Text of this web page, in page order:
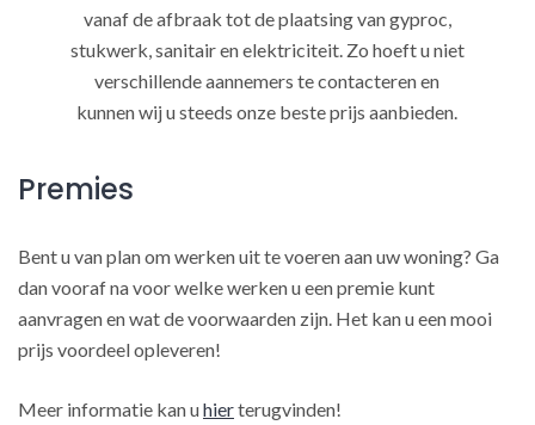
vanaf de afbraak tot de plaatsing van gyproc,
stukwerk, sanitair en elektriciteit. Zo hoeft u niet
verschillende aannemers te contacteren en
kunnen wij u steeds onze beste prijs aanbieden.
Premies
Bent u van plan om werken uit te voeren aan uw woning? Ga
dan vooraf na voor welke werken u een premie kunt
aanvragen en wat de voorwaarden zijn. Het kan u een mooi
prijs voordeel opleveren!
Meer informatie kan uhierterugvinden!